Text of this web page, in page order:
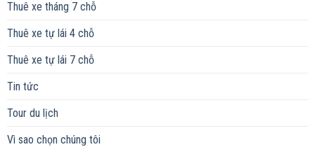
Thuê xe tháng 7 chỗ
Thuê xe tự lái 4 chỗ
Thuê xe tự lái 7 chỗ
Tin tức
Tour du lịch
Vì sao chọn chúng tôi